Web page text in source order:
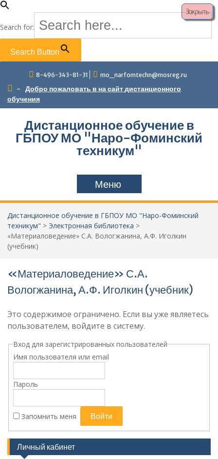
Search for:
Search Button
содержимому
8-496-343-81-31 mo_narfomtechn@mosreg.ru
-
Добро пожаловать в на сайт дистанционного
обучения
Дистанционное обучение в
ГБПОУ МО "Наро-Фоминский
техникум"
Меню
Дистанционное обучение в ГБПОУ МО "Наро-Фоминский
техникум" > Электронная библиотека >
«Материаловедение» С.А. Вологжанина, А.Ф. Иголкин
(учебник)
«Материаловедение» С.А.
Вологжанина, А.Ф. Иголкин (учебник)
Это содержимое ограничено. Если вы уже являетесь
пользователем, войдите в систему.
Вход для зарегистрированных пользователей
Имя пользователя или email
Пароль
Запомнить меня
Личный кабинет
Закрыть